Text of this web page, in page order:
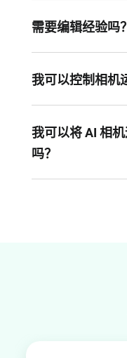
来增强画面深度和
需要编辑经验吗？
动的。只需上传您
我可以控制相机
速应用，但您也可
提示自定义相机运
我可以将 AI 相
吗？